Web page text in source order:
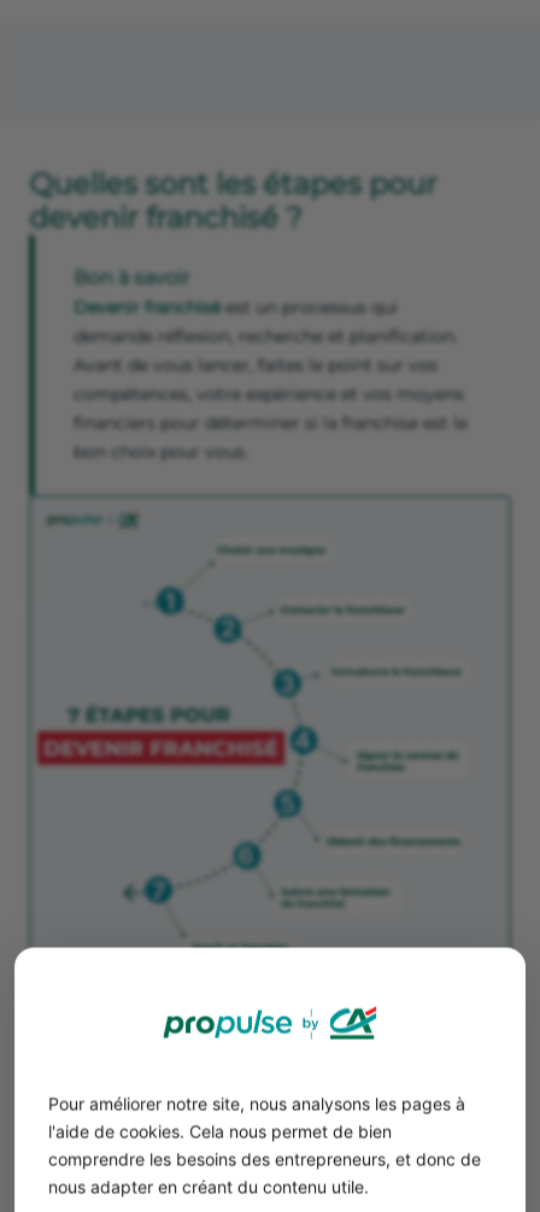
Pour améliorer notre site, nous analysons les pages à
l'aide de cookies. Cela nous permet de bien
comprendre les besoins des entrepreneurs, et donc de
nous adapter en créant du contenu utile.
Quelles sont les étapes pour
devenir franchisé ?
Bon à savoir
Devenir franchiséest un processus qui
demande réflexion, recherche et planification.
Avant de vous lancer, faites le point sur vos
compétences, votre expérience et vos moyens
financiers pour déterminer si la franchise est le
bon choix pour vous.
Étape 1 : Choisir une franchise
différentes franchises disponibles selon le secteur qui
vous intéresse le plus.
Nous abordons plus loin les meilleures enseignes de
franchises par secteur d'activité.